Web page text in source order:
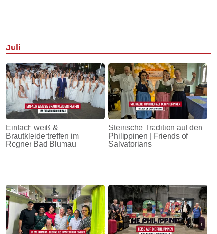
Juli
Einfach weiß &
Brautkleidertreffen im
Rogner Bad Blumau
Steirische Tradition auf den
Philippinen | Friends of
Salvatorians